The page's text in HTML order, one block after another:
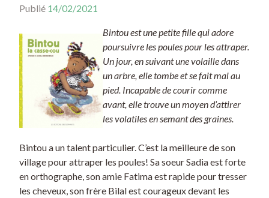
Publié 14/02/2021
Bintou est une petite fille qui adore
poursuivre les poules pour les attraper.
Un jour, en suivant une volaille dans
un arbre, elle tombe et se fait mal au
pied. Incapable de courir comme
avant, elle trouve un moyen d’attirer
les volatiles en semant des graines.
Bintou a un talent particulier. C’est la meilleure de son
village pour attraper les poules! Sa soeur Sadia est forte
en orthographe, son amie Fatima est rapide pour tresser
les cheveux, son frère Bilal est courageux devant les